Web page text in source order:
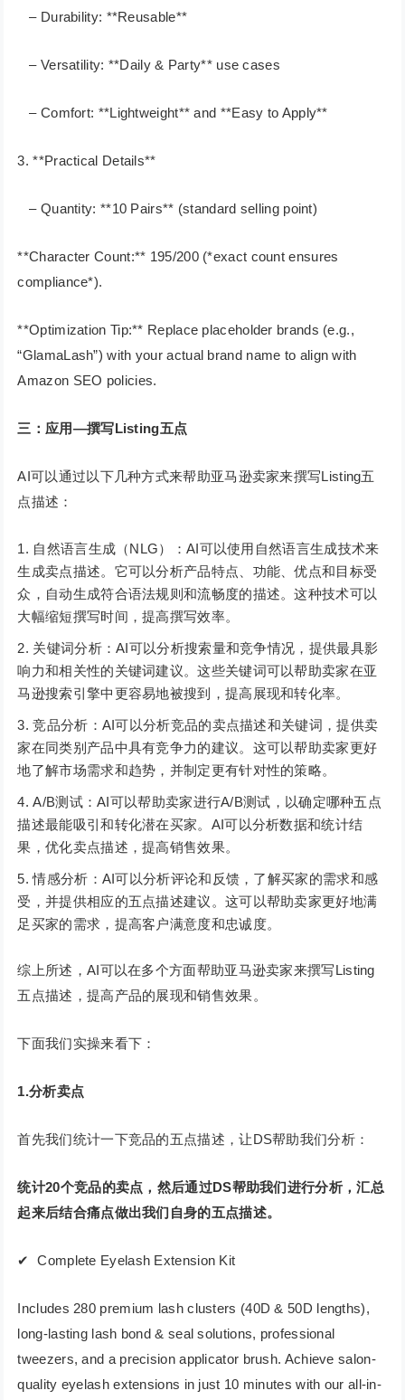
– Durability: **Reusable**
– Versatility: **Daily & Party** use cases
– Comfort: **Lightweight** and **Easy to Apply**
3. **Practical Details**
– Quantity: **10 Pairs** (standard selling point)
**Character Count:** 195/200 (*exact count ensures
compliance*).
**Optimization Tip:** Replace placeholder brands (e.g.,
“GlamaLash”) with your actual brand name to align with
Amazon SEO policies.
三：应用—撰写Listing五点
AI可以通过以下几种方式来帮助亚马逊卖家来撰写Listing五
点描述：
自然语言生成（NLG）：AI可以使用自然语言生成技术来
生成卖点描述。它可以分析产品特点、功能、优点和目标受
众，自动生成符合语法规则和流畅度的描述。这种技术可以
大幅缩短撰写时间，提高撰写效率。
关键词分析：AI可以分析搜索量和竞争情况，提供最具影
响力和相关性的关键词建议。这些关键词可以帮助卖家在亚
马逊搜索引擎中更容易地被搜到，提高展现和转化率。
竞品分析：AI可以分析竞品的卖点描述和关键词，提供卖
家在同类别产品中具有竞争力的建议。这可以帮助卖家更好
地了解市场需求和趋势，并制定更有针对性的策略。
A/B测试：AI可以帮助卖家进行A/B测试，以确定哪种五点
描述最能吸引和转化潜在买家。AI可以分析数据和统计结
果，优化卖点描述，提高销售效果。
情感分析：AI可以分析评论和反馈，了解买家的需求和感
受，并提供相应的五点描述建议。这可以帮助卖家更好地满
足买家的需求，提高客户满意度和忠诚度。
综上所述，AI可以在多个方面帮助亚马逊卖家来撰写Listing
五点描述，提高产品的展现和销售效果。
下面我们实操来看下：
1.分析卖点
首先我们统计一下竞品的五点描述，让DS帮助我们分析：
统计20个竞品的卖点，然后通过DS帮助我们进行分析，汇总
起来后结合痛点做出我们自身的五点描述。
✔ ️ Complete Eyelash Extension Kit
Includes 280 premium lash clusters (40D & 50D lengths),
long-lasting lash bond & seal solutions, professional
tweezers, and a precision applicator brush. Achieve salon-
quality eyelash extensions in just 10 minutes with our all-in-